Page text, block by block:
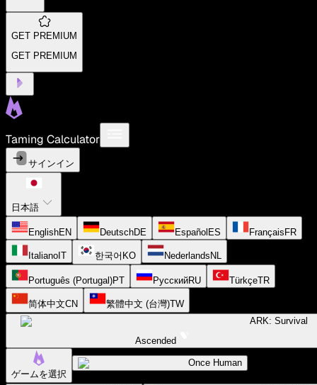
GET PREMIUM
GET PREMIUM
Taming Calculator
サインイン
日本語
EnglishEN DeutschDE Español ES Français FR
Italiano IT 한국어 KO Nederlands NL
Português (Portugal)PT РусскийRU TürkçeTR
简体中文CN 繁體中文 (台灣)TW
ARK: Survival
Ascended
ゲームを選択
Once Human